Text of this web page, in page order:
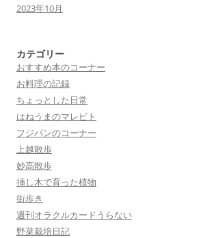
2023年10月
カテゴリー
おすすめ本のコーナー
お料理の記録
ちょっとした日常
はねうまのマレビト
フジパンのコーナー
上越散歩
妙高散歩
挿し木で育った植物
街歩き
週刊オラクルカードうらない
野菜栽培日記